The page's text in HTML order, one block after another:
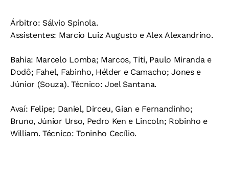
Árbitro: Sálvio Spínola.
Assistentes: Marcio Luiz Augusto e Alex Alexandrino.
Bahia: Marcelo Lomba; Marcos, Titi, Paulo Miranda e
Dodô; Fahel, Fabinho, Hélder e Camacho; Jones e
Júnior (Souza). Técnico: Joel Santana.
Avaí: Felipe; Daniel, Dirceu, Gian e Fernandinho;
Bruno, Júnior Urso, Pedro Ken e Lincoln; Robinho e
William.Técnico: Toninho Cecílio.